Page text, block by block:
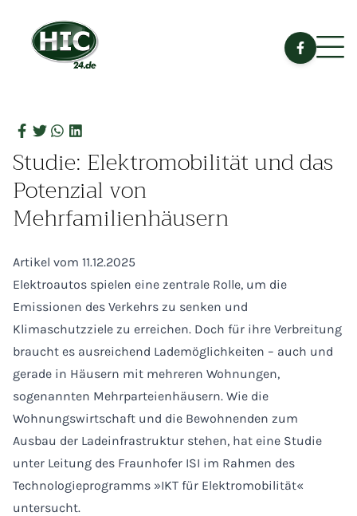
Studie: Elektromobilität und das
Potenzial von
Mehrfamilienhäusern
Artikel vom 11.12.2025
Elektroautos spielen eine zentrale Rolle, um die
Emissionen des Verkehrs zu senken und
Klimaschutzziele zu erreichen. Doch für ihre Verbreitung
braucht es ausreichend Lademöglichkeiten – auch und
gerade in Häusern mit mehreren Wohnungen,
sogenannten Mehrparteienhäusern. Wie die
Wohnungswirtschaft und die Bewohnenden zum
Ausbau der Ladeinfrastruktur stehen, hat eine Studie
unter Leitung des Fraunhofer ISI im Rahmen des
Technologieprogramms »IKT für Elektromobilität«
untersucht.